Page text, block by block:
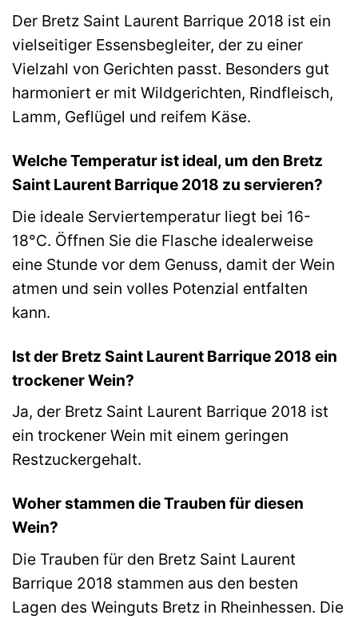
Der Bretz Saint Laurent Barrique 2018 ist ein
vielseitiger Essensbegleiter, der zu einer
Vielzahl von Gerichten passt. Besonders gut
harmoniert er mit Wildgerichten, Rindfleisch,
Lamm, Geflügel und reifem Käse.
Welche Temperatur ist ideal, um den Bretz
Saint Laurent Barrique 2018 zu servieren?
Die ideale Serviertemperatur liegt bei 16-
18°C. Öffnen Sie die Flasche idealerweise
eine Stunde vor dem Genuss, damit der Wein
atmen und sein volles Potenzial entfalten
kann.
Ist der Bretz Saint Laurent Barrique 2018 ein
trockener Wein?
Ja, der Bretz Saint Laurent Barrique 2018 ist
ein trockener Wein mit einem geringen
Restzuckergehalt.
Woher stammen die Trauben für diesen
Wein?
Die Trauben für den Bretz Saint Laurent
Barrique 2018 stammen aus den besten
Lagen des Weinguts Bretz in Rheinhessen. Die